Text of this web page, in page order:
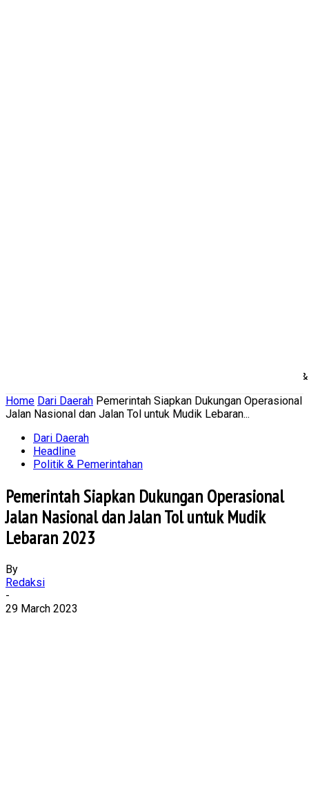
Politik
Home Dari Daerah Pemerintah Siapkan Dukungan Operasional
Jalan Nasional dan Jalan Tol untuk Mudik Lebaran...
Dari Daerah
Headline
Politik & Pemerintahan
Pemerintah Siapkan Dukungan Operasional
Jalan Nasional dan Jalan Tol untuk Mudik
Lebaran 2023
By
Redaksi
-
29 March 2023